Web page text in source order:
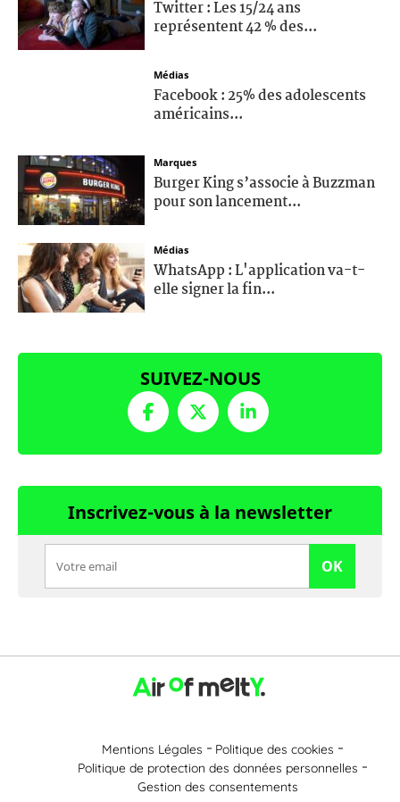
Twitter : Les 15/24 ans
représentent 42 % des...
Médias
Facebook : 25% des adolescents
américains...
Marques
Burger King s’associe à Buzzman
pour son lancement...
Médias
WhatsApp : L'application va-t-
elle signer la fin...
SUIVEZ-NOUS
Inscrivez-vous à la newsletter
OK
Mentions Légales
Politique des cookies
Politique de protection des données personnelles
Gestion des consentements